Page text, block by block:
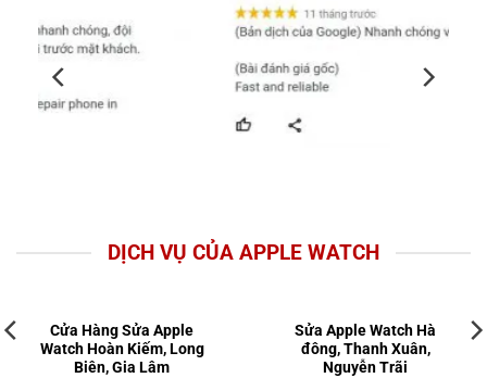
DỊCH VỤ CỦA APPLE WATCH
Cửa Hàng Sửa Apple
Watch Hoàn Kiếm, Long
Biên, Gia Lâm
Sửa Apple Watch Hà
đông, Thanh Xuân,
Nguyễn Trãi